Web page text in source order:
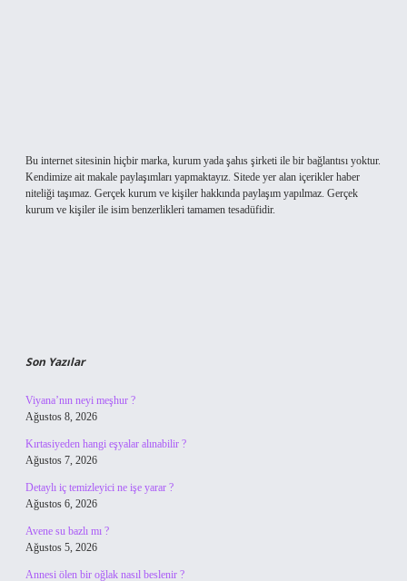
Bu internet sitesinin hiçbir marka, kurum yada şahıs şirketi ile bir bağlantısı yoktur.
Kendimize ait makale paylaşımları yapmaktayız. Sitede yer alan içerikler haber
niteliği taşımaz. Gerçek kurum ve kişiler hakkında paylaşım yapılmaz. Gerçek
kurum ve kişiler ile isim benzerlikleri tamamen tesadüfidir.
Son Yazılar
Viyana’nın neyi meşhur ?
Ağustos 8, 2026
Kırtasiyeden hangi eşyalar alınabilir ?
Ağustos 7, 2026
Detaylı iç temizleyici ne işe yarar ?
Ağustos 6, 2026
Avene su bazlı mı ?
Ağustos 5, 2026
Annesi ölen bir oğlak nasıl beslenir ?